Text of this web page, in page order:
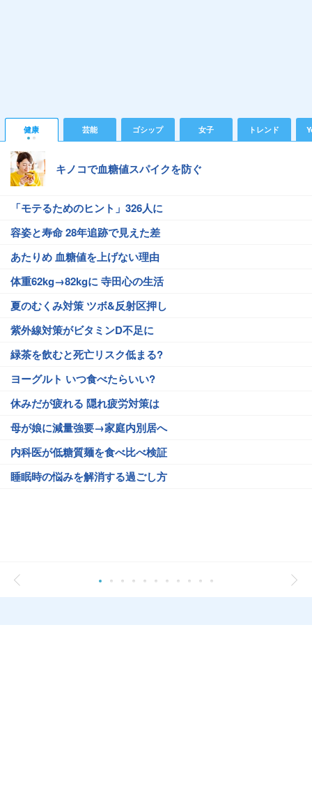
健康 芸能 ゴシップ 女子 トレンド
キノコで血糖値スパイクを防ぐ
「モテるためのヒント」326人に
容姿と寿命 28年追跡で見えた差
あたりめ 血糖値を上げない理由
体重62kg→82kgに 寺田心の生活
夏のむくみ対策 ツボ&反射区押し
紫外線対策がビタミンD不足に
緑茶を飲むと死亡リスク低まる?
ヨーグルト いつ食べたらいい?
休みだが疲れる 隠れ疲労対策は
母が娘に減量強要→家庭内別居へ
内科医が低糖質麺を食べ比べ検証
睡眠時の悩みを解消する過ごし方